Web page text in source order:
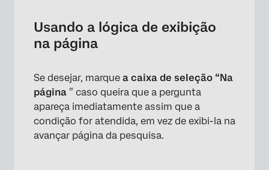
Usando a lógica de exibição
na página
Se desejar, marque a caixa de seleção “Na
página ” caso queira que a pergunta
apareça imediatamente assim que a
condição for atendida, em vez de exibi-la na
avançar página da pesquisa.